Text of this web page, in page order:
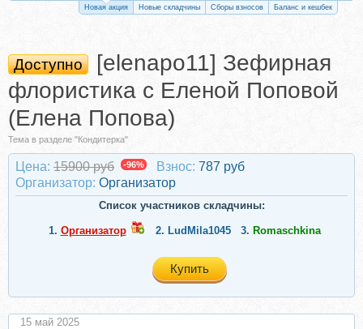
Новая акция Новые складчины Сборы взносов Баланс и кешбек
Доступно
[elenapo11] Зефирная
флористика с Еленой Поповой
(Елена Попова)
Тема в разделе "Кондитерка"
Цена: 15900 руб -96% Взнос: 787 руб
Организатор: Организатор
Список участников складчины:
1. Организатор 2. LudMila1045 3. Romaschkina
Купить
15 май 2025